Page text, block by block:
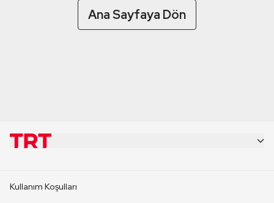
Ana Sayfaya Dön
Kullanım Koşulları